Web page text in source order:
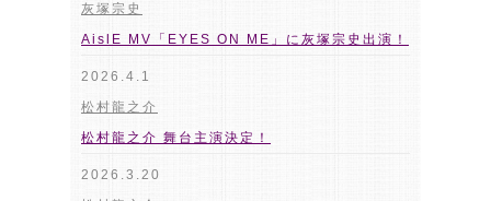
灰塚宗史
AislE MV「EYES ON ME」に灰塚宗史出演！
2026.4.1
松村龍之介
松村龍之介 舞台主演決定！
2026.3.20